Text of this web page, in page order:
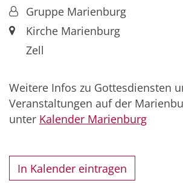
Von:Gruppe Marienburg
Ort:Kirche Marienburg
Zell
Weitere Infos zu Gottesdiensten
Veranstaltungen auf der
unter Kalender Marienburg
In Kalender eintragen